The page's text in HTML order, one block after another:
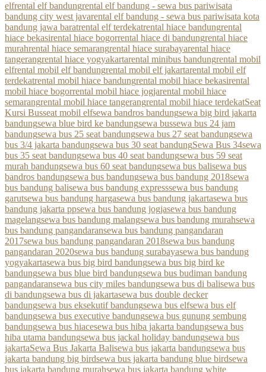
elfrental elf bandungrental elf bandung - sewa bus pariwisata
bandung city west javarental elf bandung - sewa bus pariwisata kota
bandung jawa baratrental elf terdekatrental hiace bandungrental
hiace bekasirental hiace bogorrental hiace di bandungrental hiace
murahrental hiace semarangrental hiace surabayarental hiace
tangerangrental hiace yogyakartarental minibus bandungrental mobil
elfrental mobil elf bandungrental mobil elf jakartarental mobil elf
terdekatrental mobil hiace bandungrental mobil hiace bekasirental
mobil hiace bogorrental mobil hiace jogjarental mobil hiace
semarangrental mobil hiace tangerangrental mobil hiace terdekatSeat
Kursi Busseat mobil elfsewa bandros bandungsewa big bird jakarta
bandungsewa blue bird ke bandungsewa bussewa bus 24 jam
bandungsewa bus 25 seat bandungsewa bus 27 seat bandungsewa
bus 3/4 jakarta bandungsewa bus 30 seat bandungSewa Bus 34sewa
bus 35 seat bandungsewa bus 40 seat bandungsewa bus 59 seat
murah bandungsewa bus 60 seat bandungsewa bus balisewa bus
bandros bandungsewa bus bandungsewa bus bandung 2018sewa
bus bandung balisewa bus bandung expresssewa bus bandung
garutsewa bus bandung hargasewa bus bandung jakartasewa bus
bandung jakarta ppsewa bus bandung jogjasewa bus bandung
magelangsewa bus bandung malangsewa bus bandung murahsewa
bus bandung pangandaransewa bus bandung pangandaran
2017sewa bus bandung pangandaran 2018sewa bus bandung
pangandaran 2020sewa bus bandung surabayasewa bus bandung
yogyakartasewa bus big bird bandungsewa bus big bird ke
bandungsewa bus blue bird bandungsewa bus budiman bandung
pangandaransewa bus city miles bandungsewa bus di balisewa bus
di bandungsewa bus di jakartasewa bus double decker
bandungsewa bus eksekutif bandungsewa bus elfsewa bus elf
bandungsewa bus executive bandungsewa bus gunung sembung
bandungsewa bus hiacesewa bus hiba jakarta bandungsewa bus
hiba utama bandungsewa bus jackal holiday bandungsewa bus
jakartaSewa Bus Jakarta Balisewa bus jakarta bandungsewa bus
jakarta bandung big birdsewa bus jakarta bandung blue birdsewa
bus jakarta bandung murahsewa bus jakarta bandung white